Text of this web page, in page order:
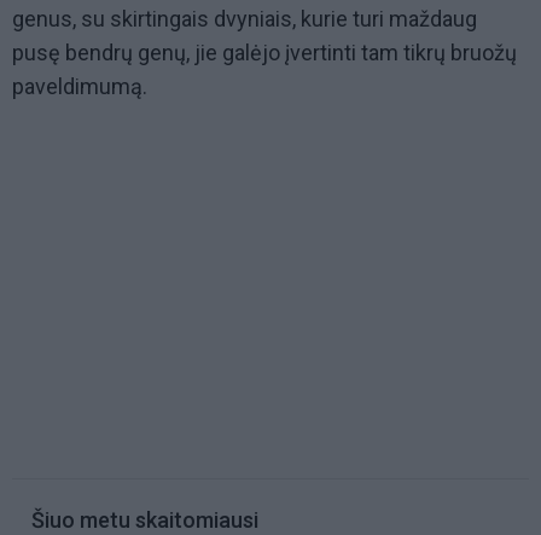
genus, su skirtingais dvyniais, kurie turi maždaug
pusę bendrų genų, jie galėjo įvertinti tam tikrų bruožų
paveldimumą.
Šiuo metu skaitomiausi